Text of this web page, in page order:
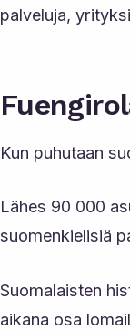
palveluja,
Kun puhutaan
Lähes 90 000
suomenkielisiä
Suomalaisten
aikana osa